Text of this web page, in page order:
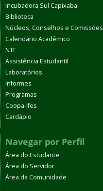
Incubadora Sul Capixaba
Biblioteca
Núcleos, Conselhos e Comissões
Calendário Acadêmico
NTE
Assistência Estudantil
Laboratórios
Informes
Programas
Coopa-Ifes
Cardápio
Navegar por Perfil
Área do Estudante
Área do Servidor
Área da Comunidade